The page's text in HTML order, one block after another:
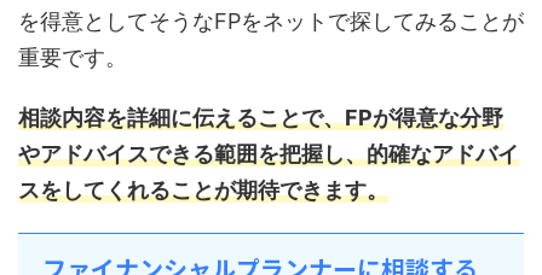
を得意としてそうなFPをネットで探してみることが
重要です。
相談内容を詳細に伝えることで、FPが得意な分野
やアドバイスできる範囲を把握し、的確なアドバイ
スをしてくれることが期待できます。